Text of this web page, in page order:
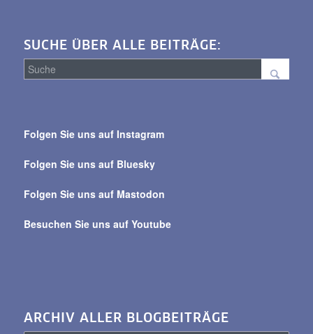
SUCHE ÜBER ALLE BEITRÄGE:
alle
Folgen Sie uns auf Instagram
Folgen Sie uns auf Bluesky
Folgen Sie uns auf Mastodon
Besuchen Sie uns auf Youtube
ARCHIV ALLER BLOGBEITRÄGE